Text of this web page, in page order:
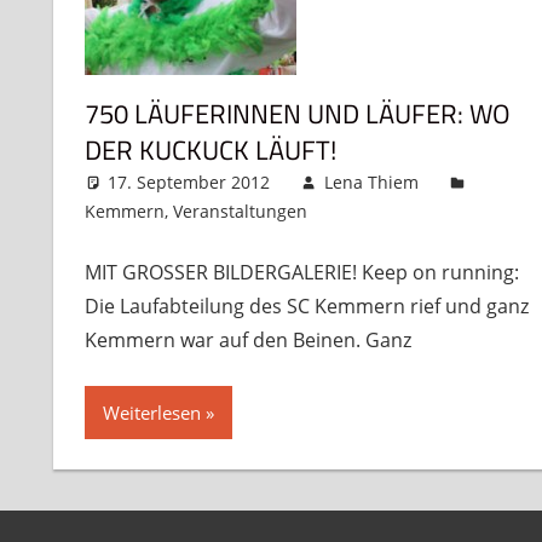
750 LÄUFERINNEN UND LÄUFER: WO
DER KUCKUCK LÄUFT!
17. September 2012
Lena Thiem
Kemmern, Veranstaltungen
MIT GROSSER BILDERGALERIE! Keep on running:
Die Laufabteilung des SC Kemmern rief und ganz
Kemmern war auf den Beinen. Ganz
Weiterlesen